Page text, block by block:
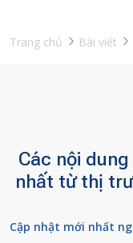
Trang chủ Bài viết
Các nội
nhất từ thị
Cập nhật mới nhất